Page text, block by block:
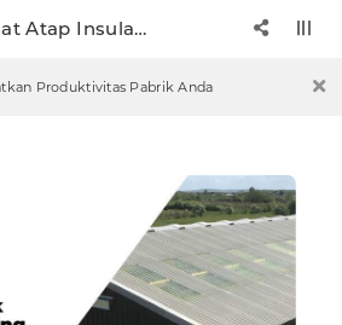
Manfaat Atap Insulasi untuk Modern Farming, Hemat Energi & Maksimalkan Hasil Panen
Produktivitas Pabrik Anda